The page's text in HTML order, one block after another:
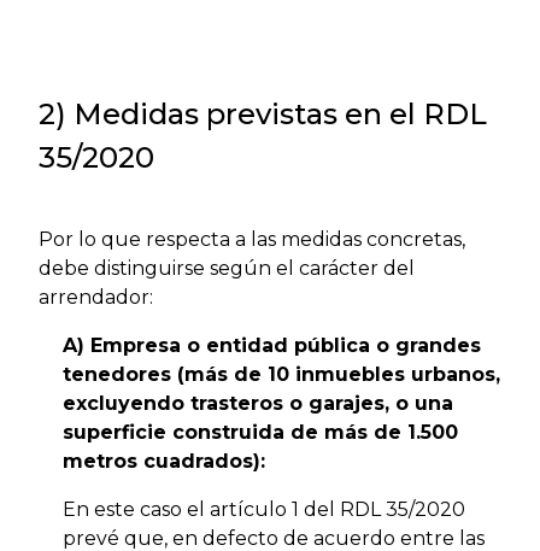
2) Medidas previstas en el RDL
35/2020
Por lo que respecta a las medidas concretas,
debe distinguirse según el carácter del
arrendador:
A) Empresa o entidad pública o grandes
tenedores (más de 10 inmuebles urbanos,
excluyendo trasteros o garajes, o una
superficie construida de más de 1.500
metros cuadrados):
En este caso el artículo 1 del RDL 35/2020
prevé que, en defecto de acuerdo entre las